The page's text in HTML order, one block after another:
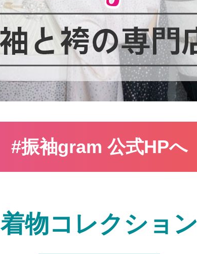
#振袖gram 公式HPへ
着物コレクション